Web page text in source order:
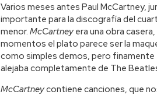
Varios meses antes Paul McCartney,
importante para la discografía del
menor. McCartneyera una obra
momentos el plato parece ser la
como simples demos, pero finamente
alejaba completamente de The
McCartneycontiene canciones, que